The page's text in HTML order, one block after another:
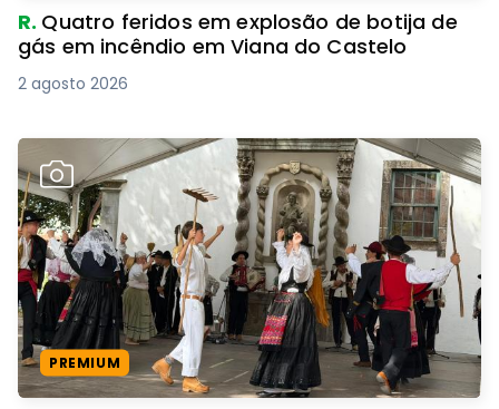
R. Quatro feridos em explosão de botija de
gás em incêndio em Viana do Castelo
2 agosto 2026
PREMIUM